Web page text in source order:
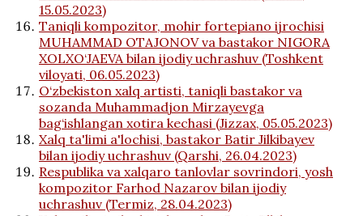
15.05.2023)
Taniqli kompozitor, mohir fortepiano ijrochisi
MUHAMMAD OTAJONOV va bastakor NIGORA
XOLXO‘JAEVA bilan ijodiy uchrashuv (Toshkent
viloyati, 06.05.2023)
O‘zbekiston xalq artisti, taniqli bastakor va
sozanda Muhammadjon Mirzayevga
bag‘ishlangan xotira kechasi (Jizzax, 05.05.2023)
Xalq ta'limi a'lochisi, bastakor Batir Jilkibayev
bilan ijodiy uchrashuv (Qarshi, 26.04.2023)
Respublika va xalqaro tanlovlar sovrindori, yosh
kompozitor Farhod Nazarov bilan ijodiy
uchrashuv (Termiz, 28.04.2023)